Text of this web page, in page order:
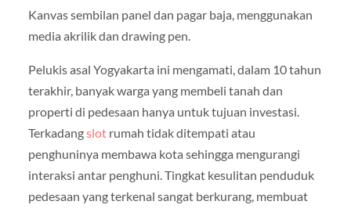
Kanvas sembilan panel dan pagar baja, menggunakan
media akrilik dan drawing pen.
Pelukis asal Yogyakarta ini mengamati, dalam 10 tahun
terakhir, banyak warga yang membeli tanah dan
properti di pedesaan hanya untuk tujuan investasi.
Terkadangslotrumah tidak ditempati atau
penghuninya membawa kota sehingga mengurangi
interaksi antar penghuni. Tingkat kesulitan penduduk
pedesaan yang terkenal sangat berkurang, membuat